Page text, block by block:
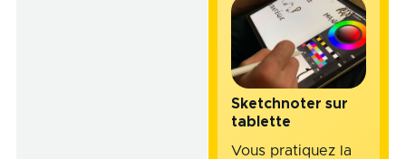
Sketchnoter sur
tablette
Vous pratiquez la